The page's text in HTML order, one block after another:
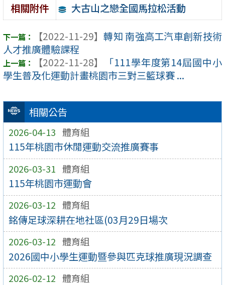
相關公告
2026-04-13 體育組
115年桃園市休閒運動交流推廣賽事
2026-03-31 體育組
115年桃園市運動會
2026-03-12 體育組
銘傳足球深耕在地社區(03月29日場次
2026-03-12 體育組
2026國中小學生運動暨參與匹克球推廣現況調查
2026-02-12 體育組
相關附件
大古山之戀全國馬拉松活動
【2022-11-29】 轉知 南強高工汽車創新技術
人才推廣體驗課程
【2022-11-28】
「111學年度第14屆國中小
學生普及化運動計畫桃園市三對三籃球賽 ...